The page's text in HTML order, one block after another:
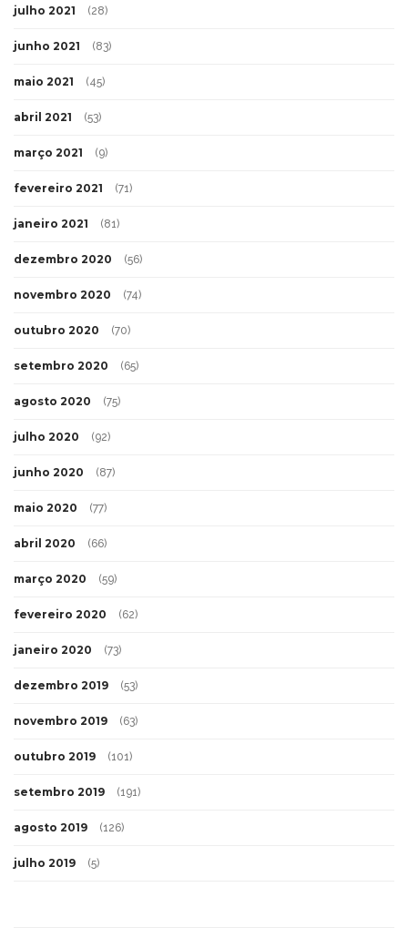
julho 2021 (28)
junho 2021 (83)
maio 2021 (45)
abril 2021 (53)
março 2021 (9)
fevereiro 2021 (71)
janeiro 2021 (81)
dezembro 2020 (56)
novembro 2020 (74)
outubro 2020 (70)
setembro 2020 (65)
agosto 2020 (75)
julho 2020 (92)
junho 2020 (87)
maio 2020 (77)
abril 2020 (66)
março 2020 (59)
fevereiro 2020 (62)
janeiro 2020 (73)
dezembro 2019 (53)
novembro 2019 (63)
outubro 2019 (101)
setembro 2019 (191)
agosto 2019 (126)
julho 2019 (5)